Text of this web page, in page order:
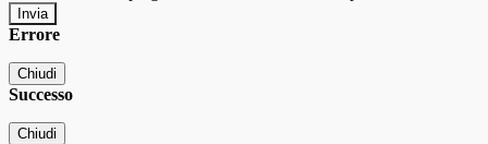
Errore
Chiudi
Successo
Chiudi